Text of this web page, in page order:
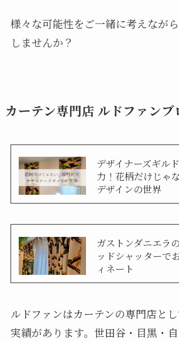
様々な可能性をご一緒に考えなが
しませんか？
カーテン専門店 ルドファンブ
デザイナーズギル
力！花柄だけじゃ
デザインの世界
ガストンダニエラ
ッドシャッターで
ィネート
ルドファンはカーテンの専門店と
実績があります。世田谷・目黒・